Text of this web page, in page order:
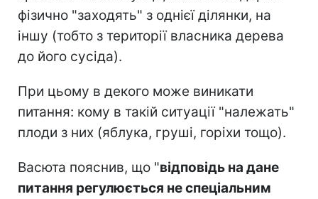
фізично "заходять" з однієї ділянки, на
іншу (тобто з території власника дерева
до його сусіда).
При цьому в декого може виникати
питання: кому в такій ситуації "належать"
плоди з них (яблука, груші, горіхи тощо).
Васюта пояснив, що "відповідь на дане
питання регулюється не спеціальним